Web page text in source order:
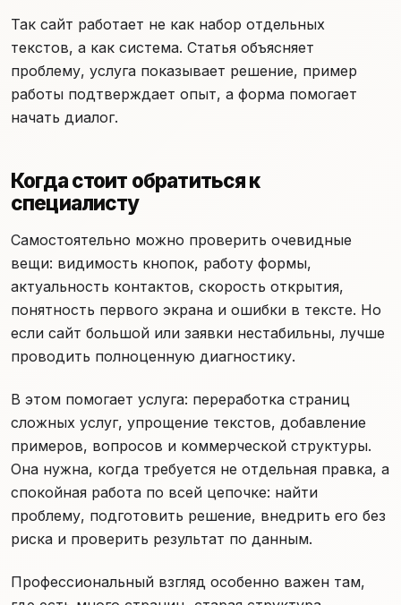
Так сайт работает не как набор отдельных
текстов, а как система. Статья объясняет
проблему, услуга показывает решение, пример
работы подтверждает опыт, а форма помогает
начать диалог.
Когда стоит обратиться к
специалисту
Самостоятельно можно проверить очевидные
вещи: видимость кнопок, работу формы,
актуальность контактов, скорость открытия,
понятность первого экрана и ошибки в тексте. Но
если сайт большой или заявки нестабильны, лучше
проводить полноценную диагностику.
В этом помогает услуга: переработка страниц
сложных услуг, упрощение текстов, добавление
примеров, вопросов и коммерческой структуры.
Она нужна, когда требуется не отдельная правка, а
спокойная работа по всей цепочке: найти
проблему, подготовить решение, внедрить его без
риска и проверить результат по данным.
Профессиональный взгляд особенно важен там,